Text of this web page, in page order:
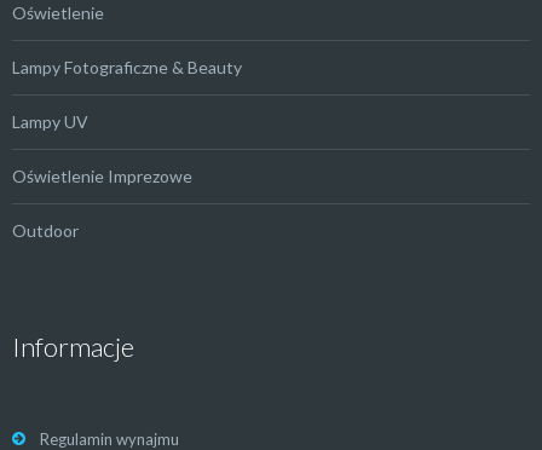
Oświetlenie
Lampy Fotograficzne & Beauty
Lampy UV
Oświetlenie Imprezowe
Outdoor
Informacje
Regulamin wynajmu